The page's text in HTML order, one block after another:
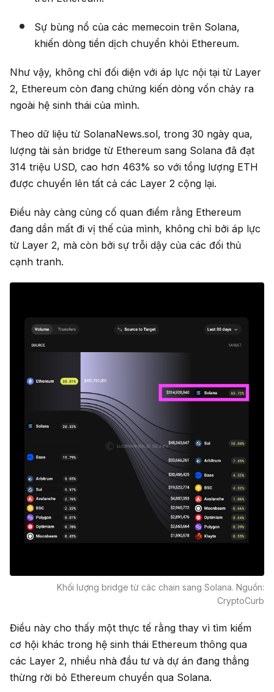
Sự bùng nổ của các memecoin trên Solana,
khiến dòng tiền dịch chuyển khỏi Ethereum.
Như vậy, không chỉ đối diện với áp lực nội tại từ Layer
2, Ethereum còn đang chứng kiến dòng vốn chảy ra
ngoài hệ sinh thái của mình.
Theo dữ liệu từ SolanaNews.sol, trong 30 ngày qua,
lượng tài sản bridge từ Ethereum sang Solana đã đạt
314 triệu USD, cao hơn 463% so với tổng lượng ETH
được chuyển lên tất cả các Layer 2 cộng lại.
Điều này càng củng cố quan điểm rằng Ethereum
đang dần mất đi vị thế của mình, không chỉ bởi áp lực
từ Layer 2, mà còn bởi sự trỗi dậy của các đối thủ
cạnh tranh.
Khối lượng bridge từ các chain sang Solana. Nguồn:
CryptoCurb
Điều này cho thấy một thực tế rằng thay vì tìm kiếm
cơ hội khác trong hệ sinh thái Ethereum thông qua
các Layer 2, nhiều nhà đầu tư và dự án đang thẳng
thừng rời bỏ Ethereum chuyển qua Solana.